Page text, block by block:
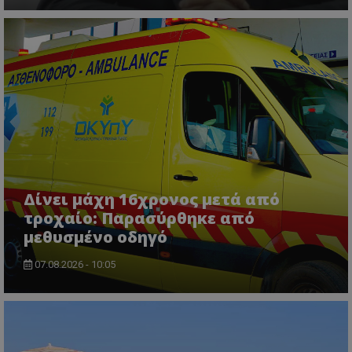
Δίνει μάχη 16χρονος μετά από
τροχαίο: Παρασύρθηκε από
μεθυσμένο οδηγό
07.08.2026 - 10:05
ASP.NET_SessionId
Microsoft Corporation